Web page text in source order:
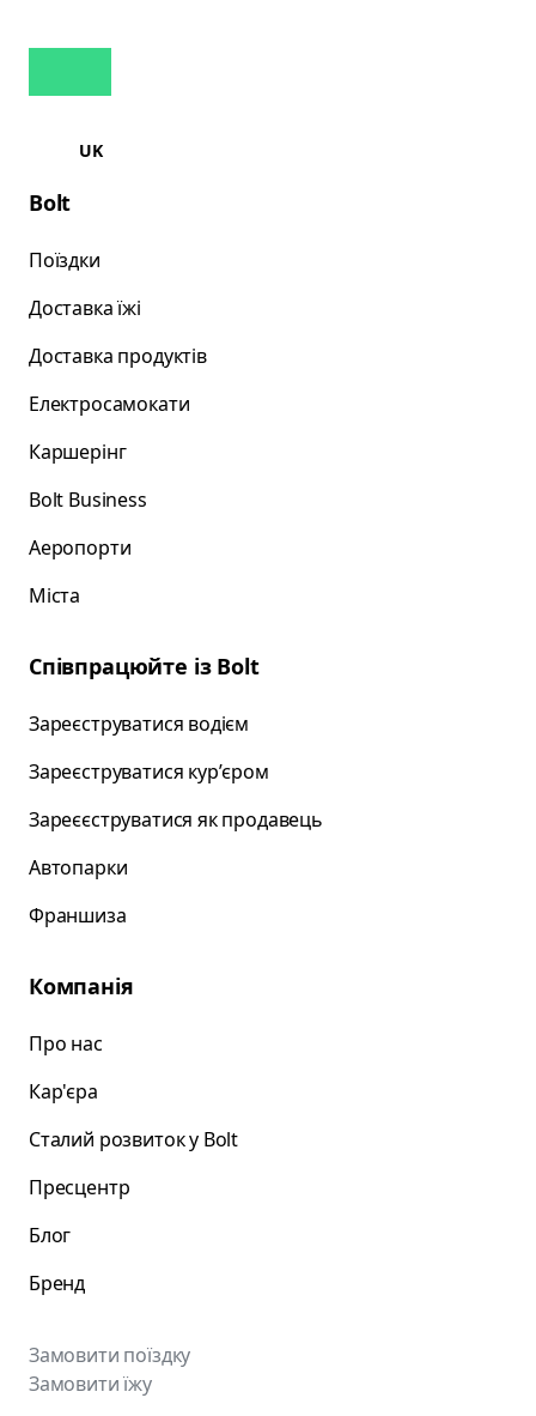
UK
Bolt
Поїздки
Доставка їжі
Доставка продуктів
Електросамокати
Каршерінг
Bolt Business
Аеропорти
Міста
Співпрацюйте із Bolt
Зареєструватися водієм
Зареєструватися курʼєром
Зареєєструватися як продавець
Автопарки
Франшиза
Компанія
Про нас
Кар'єра
Сталий розвиток у Bolt
Пресцентр
Блог
Бренд
Замовити поїздку
Замовити їжу